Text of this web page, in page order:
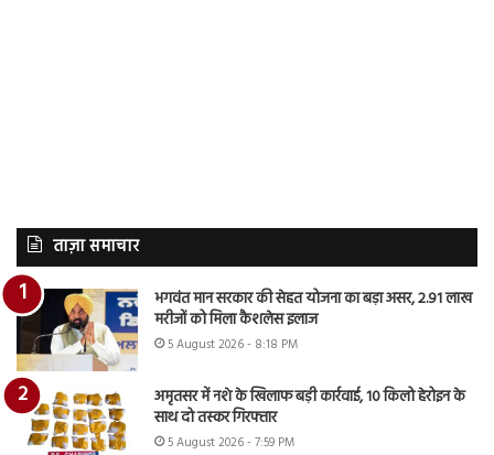
ताज़ा समाचार
भगवंत मान सरकार की सेहत योजना का बड़ा असर, 2.91 लाख
मरीजों को मिला कैशलेस इलाज
5 August 2026 - 8:18 PM
अमृतसर में नशे के खिलाफ बड़ी कार्रवाई, 10 किलो हेरोइन के
साथ दो तस्कर गिरफ्तार
5 August 2026 - 7:59 PM